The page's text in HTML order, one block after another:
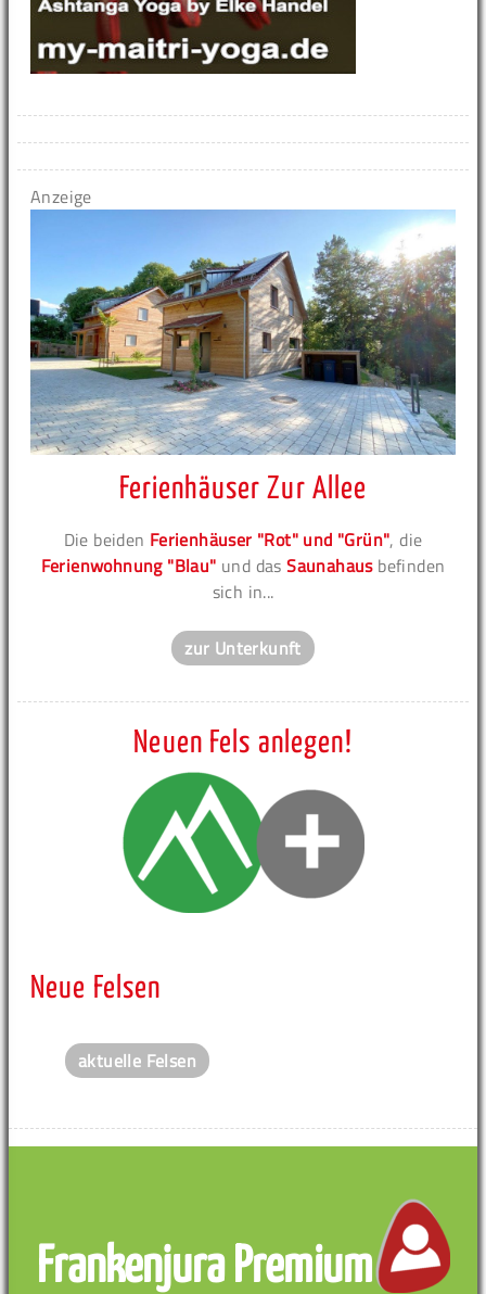
Anzeige
Ferienhäuser Zur Allee
Die beiden Ferienhäuser "Rot" und "Grün", die
Ferienwohnung "Blau" und dasSaunahausbefinden
sich in...
zur Unterkunft
Neuen Fels anlegen!
Neue Felsen
aktuelle Felsen
Frankenjura Premium